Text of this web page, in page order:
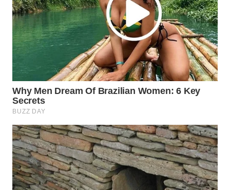
WN
MADURA
SURABAYA
WN
NATUNA
WN
BINTAN
WN
MANDALIKA